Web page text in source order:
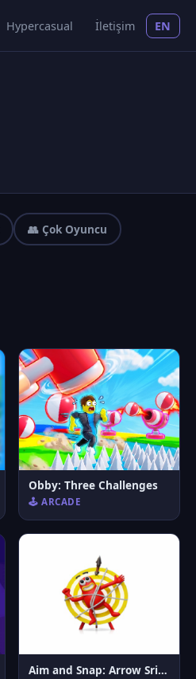
Hypercasual İletişim EN
👥 Çok Oyuncu
Obby: Three Challenges
🕹️ ARCADE
Aim and Snap: Arrow Srike